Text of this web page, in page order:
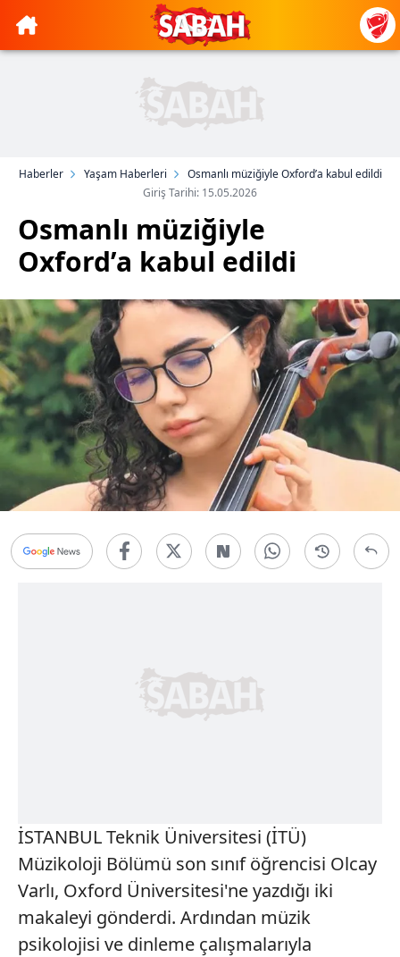
Haberler Yaşam Haberleri
Osmanlı müziğiyle Oxford’a kabul edildi
Giriş Tarihi: 15.05.2026
Osmanlı müziğiyle
Oxford’a kabul edildi
İSTANBUL Teknik Üniversitesi (İTÜ)
Müzikoloji Bölümü son sınıf öğrencisi Olcay
Varlı, Oxford Üniversitesi'ne yazdığı iki
makaleyi gönderdi. Ardından müzik
psikolojisi ve dinleme çalışmalarıyla